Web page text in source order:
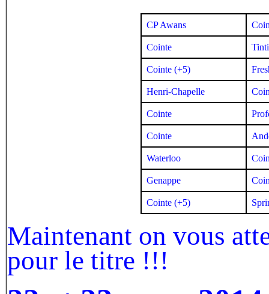
CP Awans
Cointe
Cointe (+5)
Henri-Chapelle
Cointe
Cointe
Waterloo
Genappe
Cointe (+5)
Maintenant on vous
pour le titre !!!